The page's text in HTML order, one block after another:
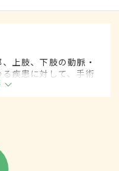
上肢、下肢の動脈・
疾患に対して、手術
領域で、血管系をよ